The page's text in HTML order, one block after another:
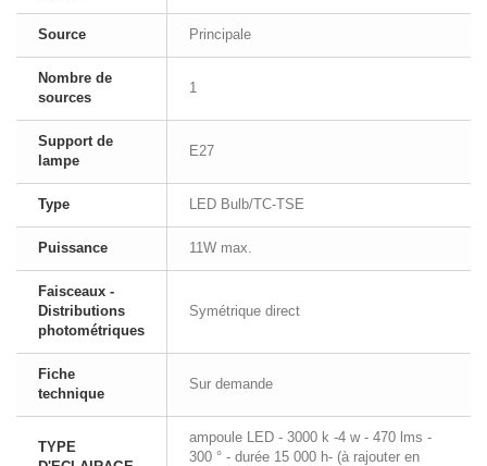
Source Principale
Nombre de
sources
1
Support de
lampe
E27
Type LED Bulb/TC-TSE
Puissance 11W max.
Faisceaux -
Distributions
photométriques
Symétrique direct
Fiche
technique
Sur demande
TYPE
ampoule LED - 3000 k -4 w - 470 lms -
300 ° - durée 15 000 h- (à rajouter en